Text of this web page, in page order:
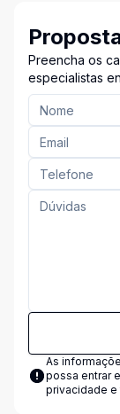
Preencha os
especialistas
As
possa entrar
privacidade